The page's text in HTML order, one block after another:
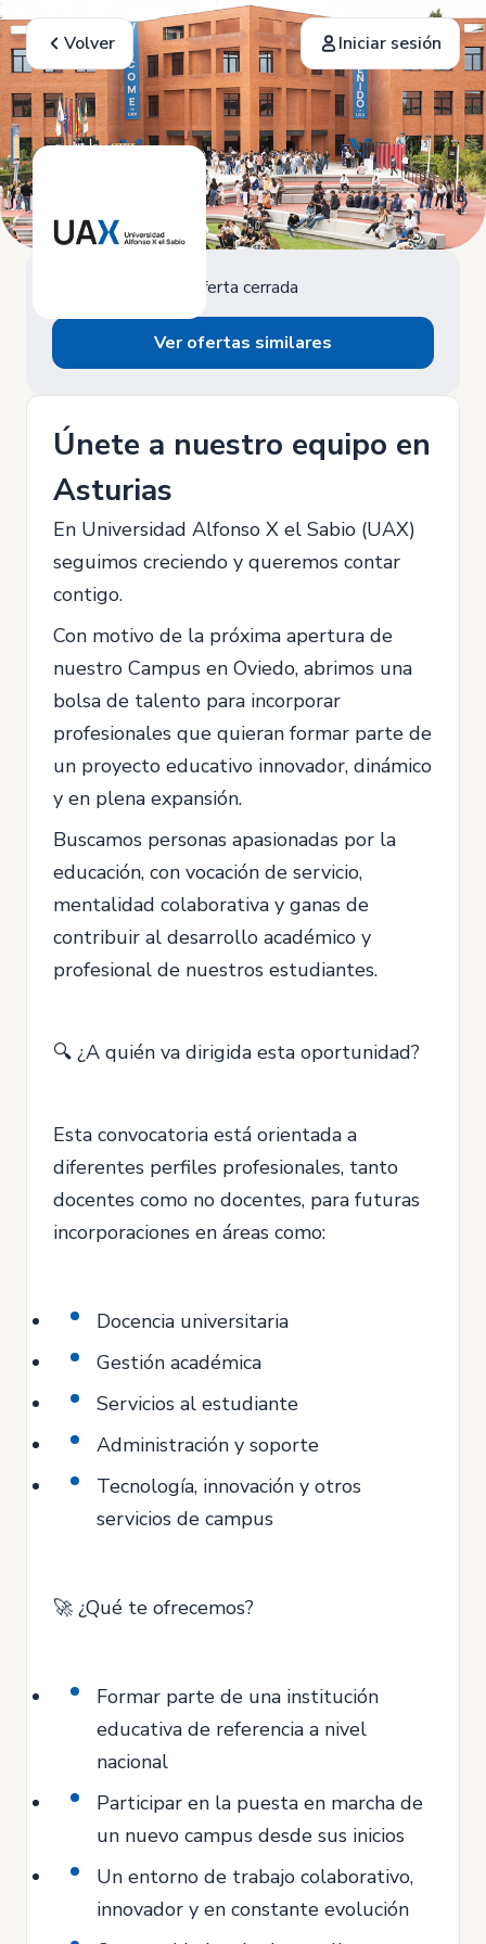
Volver Iniciar sesión
Oferta cerrada
Ver ofertas similares
Únete a nuestro equipo en
Asturias
En Universidad Alfonso X el Sabio (UAX)
seguimos creciendo y queremos contar
contigo.
Con motivo de la próxima apertura de
nuestro Campus en Oviedo, abrimos una
bolsa de talento para incorporar
profesionales que quieran formar parte de
un proyecto educativo innovador, dinámico
y en plena expansión.
Buscamos personas apasionadas por la
educación, con vocación de servicio,
mentalidad colaborativa y ganas de
contribuir al desarrollo académico y
profesional de nuestros estudiantes.
🔍 ¿A quién va dirigida esta oportunidad?
Esta convocatoria está orientada a
diferentes perfiles profesionales, tanto
docentes como no docentes, para futuras
incorporaciones en áreas como:
Docencia universitaria
Gestión académica
Servicios al estudiante
Administración y soporte
Tecnología, innovación y otros
servicios de campus
🚀 ¿Qué te ofrecemos?
Formar parte de una institución
educativa de referencia a nivel
nacional
Participar en la puesta en marcha de
un nuevo campus desde sus inicios
Un entorno de trabajo colaborativo,
innovador y en constante evolución